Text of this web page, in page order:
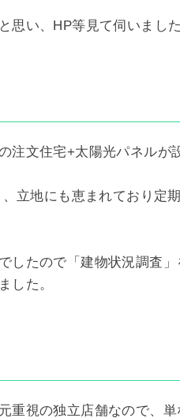
思い、HP等見て伺いました
注文住宅+太陽光パネルが
立地にも恵まれており定
したので「建物状況調査
した。
重視の独立店舗なので、